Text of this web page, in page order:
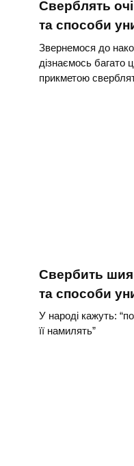
Сверблять
та способи
Звернемося до
дізнаємось багато
прикметою
Свербить
та способи
У народі кажуть:
її намилять”